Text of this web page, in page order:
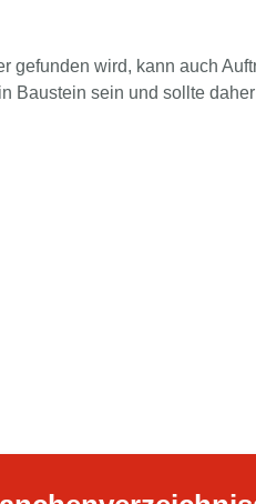
wird, kann auch
Baustein sein und sollte